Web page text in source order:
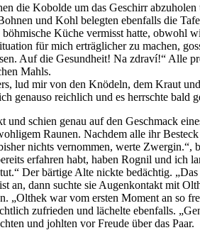
die Kobolde um das Geschirr
und Kohl belegten ebenfalls die
Küche vermisst hatte, obwohl
für mich erträglicher zu machen,
Auf die Gesundheit! Na zdraví!“ Alle
Mahls.
lud mir von den Knödeln, dem Kraut
genauso reichlich und es herrschte bald
und schien genau auf den Geschmack
Raunen. Nachdem alle ihr
nichts vernommen, werte Zwergin.“,
erfahren habt, haben Rognil und ich
Der bärtige Alte nickte bedächtig.
an, dann suchte sie Augenkontakt mit
„Olthek war vom ersten Moment an so
zufrieden und lächelte ebenfalls.
und johlten vor Freude über das Paar.